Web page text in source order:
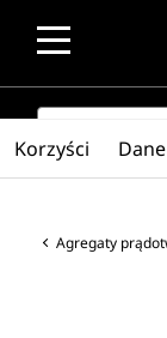
SEARCH
Agregaty
Korzyści Dane